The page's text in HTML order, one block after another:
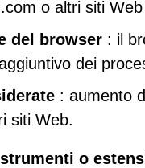
o altri siti
del browser : il
dei
: aumento
siti Web.
o